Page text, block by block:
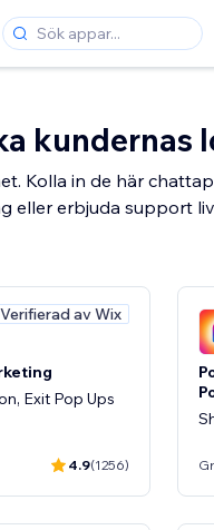
kundernas
Kolla in de här
eller erbjuda support
Verifierad av Wix
Exit Pop Ups
4.9(1256)